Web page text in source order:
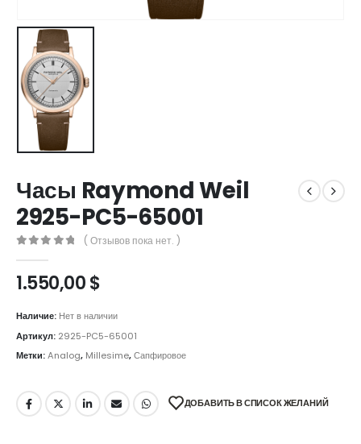
Часы Raymond Weil
2925-PC5-65001
( Отзывов пока нет. )
1.550,00$
Наличие: Нет в наличии
Артикул: 2925-PC5-65001
Метки:Analog, Millesime,Сапфировое
ДОБАВИТЬ В СПИСОК ЖЕЛАНИЙ